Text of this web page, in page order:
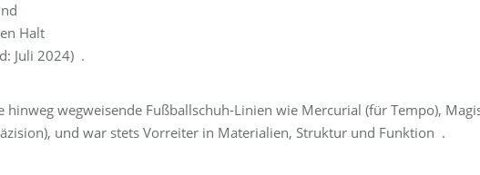
Halt
Juli 2024) .
hinweg wegweisende Fußballschuh-Linien wie Mercurial (für Tempo),
und war stets Vorreiter in Materialien, Struktur und Funktion .